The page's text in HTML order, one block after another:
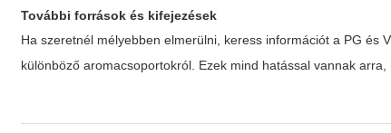
További források és kifejezések
Ha szeretnél mélyebben elmerülni, keress információt a PG és
különböző aromacsoportokról. Ezek mind hatással vannak arra,